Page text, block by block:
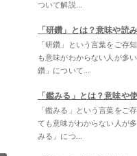
ついて解説...
「研鑽」とは？意味や読
「研鑽」という言葉をご存
も意味がわからない人が多
鑽」について...
「鑑みる」とは？意味や
「鑑みる」という言葉をご
ても意味がわからない人が
みる」につ...